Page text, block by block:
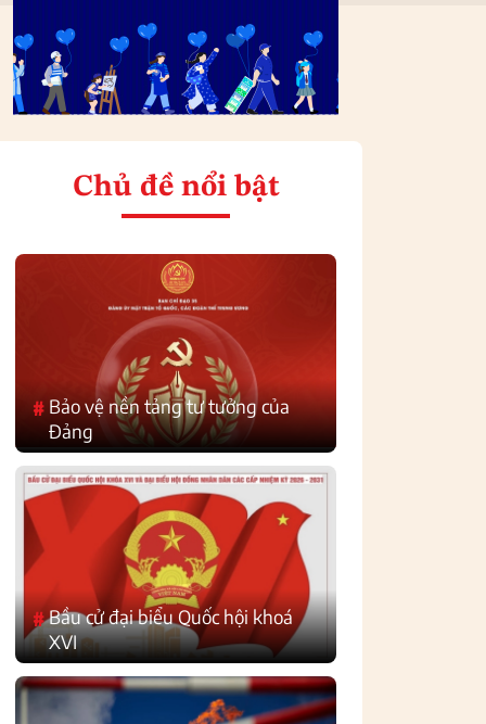
Chủ đề nổi bật
#Bảo vệ nền tảng tư tưởng của
Đảng
#Bầu cử đại biểu Quốc hội khoá
XVI